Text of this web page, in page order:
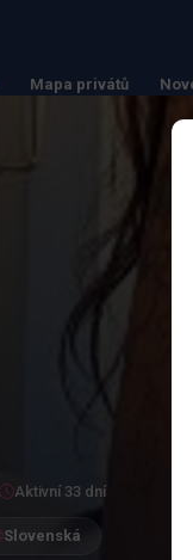
Mapa privátů
Aktivní 33 dní
Slovenská